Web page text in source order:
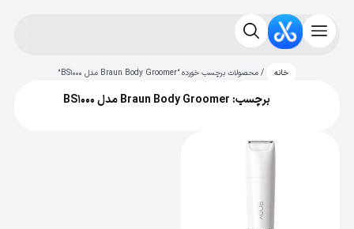
خانه / محصولات برچسب خورده “Braun Body Groomer مدل BS1000”
برچسب: Braun Body Groomer مدل BS1000